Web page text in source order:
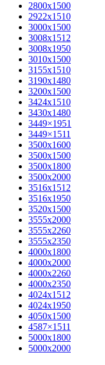
2800х1500
2922х1510
3000х1500
3008х1512
3008х1950
3010х1500
3155х1510
3190х1480
3200х1500
3424х1510
3430х1480
3449×1951
3449×1511
3500x1600
3500х1500
3500х1800
3500х2000
3516х1512
3516х1950
3520х1500
3555х2000
3555х2260
3555х2350
4000х1800
4000х2000
4000х2260
4000х2350
4024х1512
4024х1950
4050х1500
4587×1511
5000х1800
5000х2000